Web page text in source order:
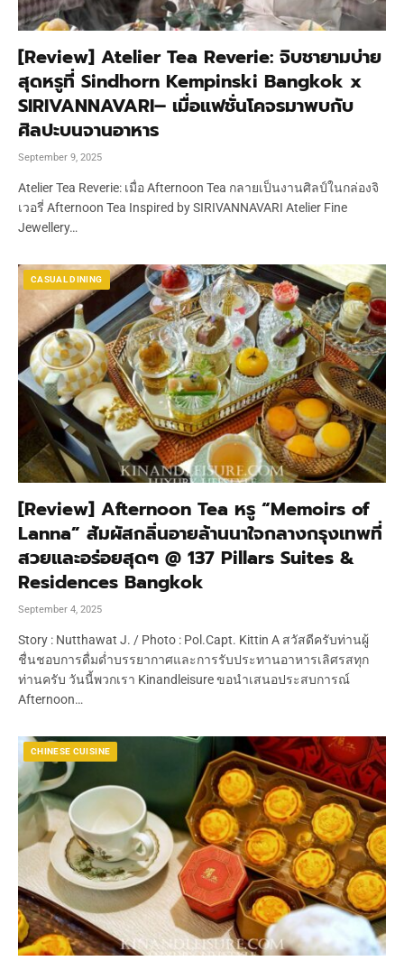
[Review] Atelier Tea Reverie: จิบชายามบ่าย
สุดหรูที่ Sindhorn Kempinski Bangkok x
SIRIVANNAVARI– เมื่อแฟชั่นโคจรมาพบกับ
ศิลปะบนจานอาหาร
September 9, 2025
Atelier Tea Reverie: เมื่อ Afternoon Tea กลายเป็นงานศิลป์ในกล่องจิ
เวอรี่ Afternoon Tea Inspired by SIRIVANNAVARI Atelier Fine
Jewellery…
CASUAL DINING
[Review] Afternoon Tea หรู “Memoirs of
Lanna” สัมผัสกลิ่นอายล้านนาใจกลางกรุงเทพที่
สวยและอร่อยสุดๆ @ 137 Pillars Suites &
Residences Bangkok
September 4, 2025
Story : Nutthawat J. / Photo : Pol.Capt. Kittin A สวัสดีครับท่านผู้
ชื่นชอบการดื่มด่ำบรรยากาศและการรับประทานอาหารเลิศรสทุก
ท่านครับ วันนี้พวกเรา Kinandleisure ขอนำเสนอประสบการณ์
Afternoon…
CHINESE CUISINE